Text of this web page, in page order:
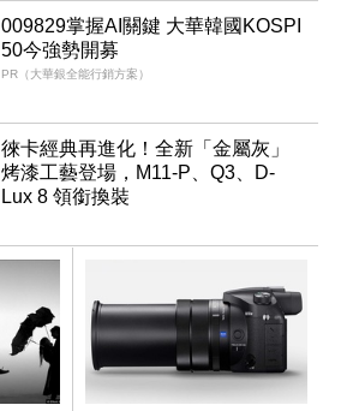
009829掌握AI關鍵 大華韓國KOSPI
50今強勢開募
PR（大華銀全能行銷方案）
徠卡經典再進化！全新「金屬灰」
烤漆工藝登場，M11-P、Q3、D-
Lux 8 領銜換裝